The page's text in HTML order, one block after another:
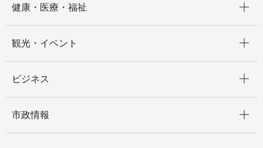
健康・医療・福祉
観光・イベント
ビジネス
市政情報